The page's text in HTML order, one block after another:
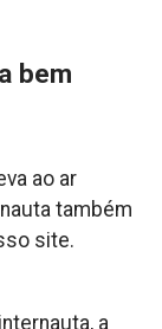
bem
ao ar
também
site.
a